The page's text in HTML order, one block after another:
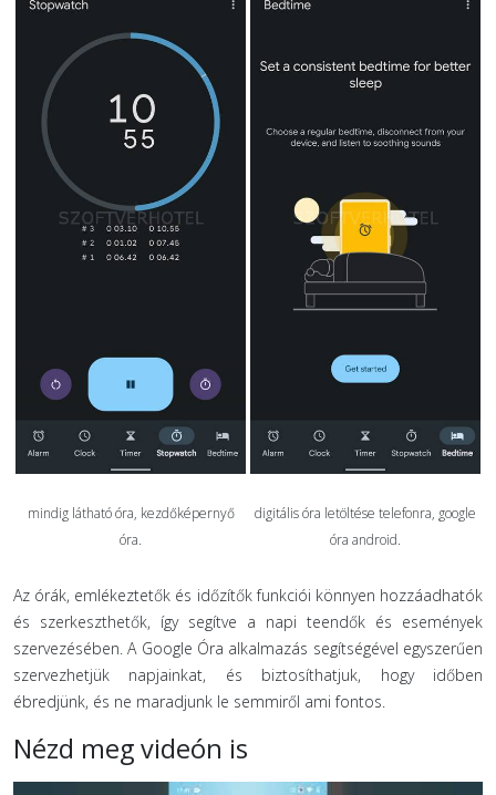
mindig látható óra, kezdőképernyő
óra.
digitális óra letöltése telefonra, google
óra android.
Az órák, emlékeztetők és időzítők funkciói könnyen hozzáadhatók
és szerkeszthetők, így segítve a napi teendők és események
szervezésében. A Google Óra alkalmazás segítségével egyszerűen
szervezhetjük napjainkat, és biztosíthatjuk, hogy időben
ébredjünk, és ne maradjunk le semmiről ami fontos.
Nézd meg videón is